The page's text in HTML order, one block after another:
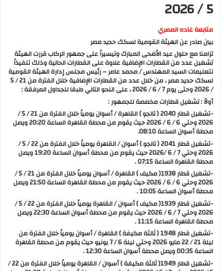
5 / 2026
متابعة غاده المصري
بيان صادر عن الهيئة القومية لسكك حديد مصر
تزامنا مع حلول عيد الأضحى المبارك وتيسيراً على جمهور الركاب قررت الهيئة
تشغيل عدد من القطارات الإضافية علاوة على القطارات الحالية وذلك تنفيذاً
لتعليمات السيد المهندس / محمد عامر – رئيس مجلس إدارة الهيئة القومية
لسكك حديد مصر ، من خلال عدد من القطارات الإضافية خلال الفترة من 21 / 5
/ 2026 وحتى يوم 7 / 6 / 2026 ، على النحو التالي طبقا للجداول المرفقة :
أولاً : تشغيل قطارات مخصصة للجمهور :
-تشغيل قطار 2040 ( تالجو ) القاهرة / أسوان يومياً خلال الفترة من 21 / 5 /
2026 وحتي 6 / 6 / 2026 حيث يقوم من محطة القاهرة الساعة 20:20 ويصل
محطة أسوان الساعة 08:10.
-تشغيل قطار 2041 ( تالجو ) أسوان / القاهرة يومياً خلال الفترة من 22 / 5 /
2026 وحتي 7 / 6 /2026 حيث يقوم من محطة أسوان الساعة 19:20 ويصل
محطة القاهرة الساعة 07:15 .
-تشغيل قطار 1938( مكيف ) القاهرة / أسوان يومياً خلال الفترة من 21 / 5 /
2026 وحتي 6 / 6 / 2026 حيث يقوم من محطة القاهرة الساعة 21:50 ويصل
محطة أسوان الساعة 10:05 .
-تشغيل قطار 1939( مكيف ) أسوان / القاهرة يومياً خلال الفترة من 22 / 5 /
2026 وحتي 7 / 6 / 2026 حيث يقوم من محطة أسوان الساعة 22:30 ويصل
محطة القاهرة الساعة 11:15 .
-تشغيل قطار 1948 ( ثالثة مكيفة ) القاهرة / أسوان يومياً خلال الفترة من
ليلة 21 / 22 مايو 2026 وحتي ليلة 6 / 7 يونيو حيث يقوم من محطة القاهرة
الساعة 00:35 ويصل محطة أسوان الساعة 12:30 .
-تشغيل قطار 1949( ثالثة مكيفة ) أسوان / القاهرة يومياً خلال الفترة من 22 /